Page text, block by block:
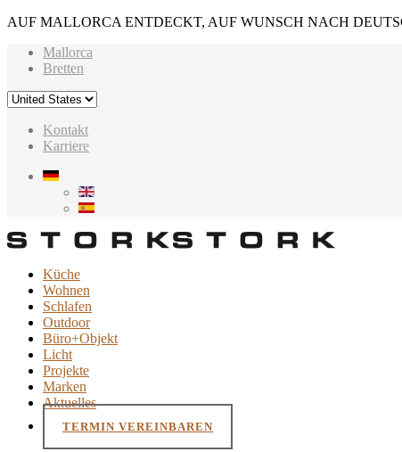
AUF MALLORCA ENTDECKT, AUF WUNSCH NACH
Mallorca
Bretten
Kontakt
Karriere
Küche
Wohnen
Schlafen
Outdoor
Büro+Objekt
Licht
Projekte
Marken
Aktuelles
TERMIN VEREINBAREN